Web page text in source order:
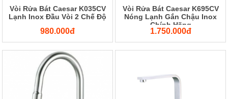
Vòi Rửa Bát Caesar K035CV
Lạnh Inox Đầu Vòi 2 Chế Độ
980.000đ
Vòi Rửa Bát Caesar K695CV
Nóng Lạnh Gắn Chậu Inox
Chính Hãng
1.750.000đ